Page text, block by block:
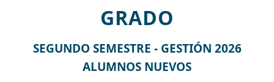
GRADO
SEGUNDO SEMESTRE - GESTIÓN 2026
ALUMNOS NUEVOS